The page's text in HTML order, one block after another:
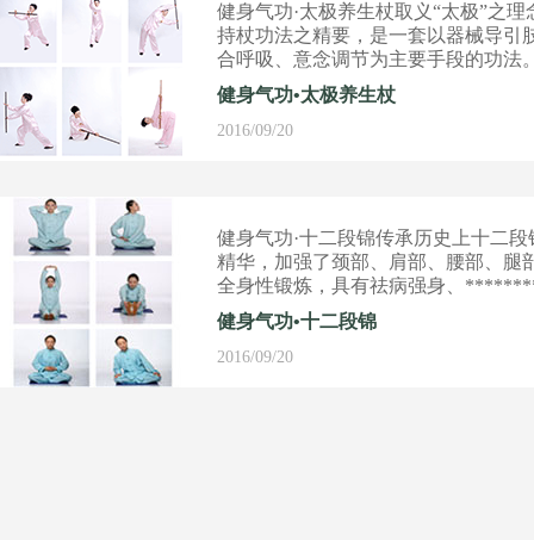
健身气功·太极养生杖取义“太极”之理
持杖功法之精要，是一套以器械导引
合呼吸、意念调节为主要手段的功法
健身气功•太极养生杖
2016/09/20
健身气功·十二段锦传承历史上十二
精华，加强了颈部、肩部、腰部、腿
全身性锻炼，具有祛病强身、
效。
健身气功•十二段锦
2016/09/20